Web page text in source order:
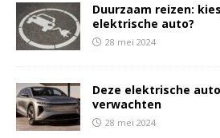
Duurzaam reizen:
elektrische auto?
28 mei 2024
Deze elektrische
verwachten
28 mei 2024